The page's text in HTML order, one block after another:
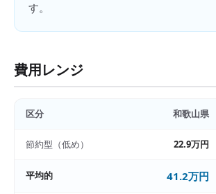
す。
費用レンジ
区分 和歌山県
節約型（低め） 22.9万円
平均的 41.2万円